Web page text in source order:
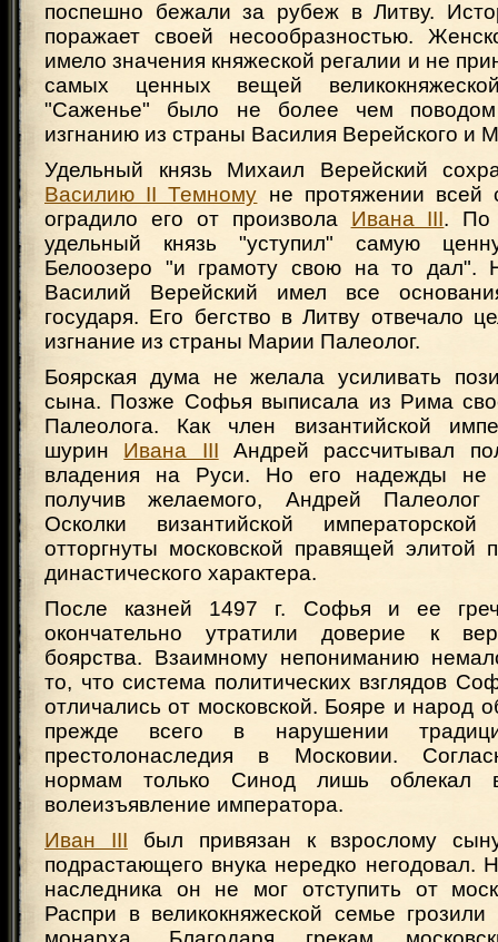
поспешно бежали за рубеж в Литву.
поражает своей несообразностью.
имело значения княжеской регалии и не
самых ценных вещей
"Саженье" было не более чем поводом
изгнанию из страны Василия Верейского и
Удельный князь Михаил Верейский
Василию II Темному не протяжении
оградило его от произвола Ивана III. По
удельный князь "уступил" самую
Белоозеро "и грамоту свою на то дал".
Василий Верейский имел все
государя. Его бегство в Литву отвечало
изгнание из страны Марии Палеолог.
Боярская дума не желала усиливать
сына. Позже Софья выписала из Рима
Палеолога. Как член византийской
шурин Ивана III Андрей рассчитывал
владения на Руси. Но его надежды не
получив желаемого, Андрей Палеолог
Осколки византийской
отторгнуты московской правящей элитой
династического характера.
После казней 1497 г. Софья и ее
окончательно утратили доверие к
боярства. Взаимному непониманию
то, что система политических взглядов
отличались от московской. Бояре и народ
прежде всего в нарушении
престолонаследия в Московии.
нормам только Синод лишь облекал
волеизъявление императора.
Иван III был привязан к взрослому
подрастающего внука нередко негодовал.
наследника он не мог отступить от
Распри в великокняжеской семье грозили